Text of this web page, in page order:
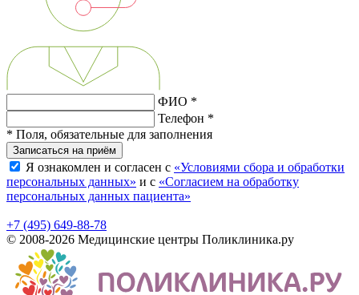
ФИО *
Телефон *
* Поля, обязательные для заполнения
Записаться на приём
Я ознакомлен и согласен с «Условиями сбора и обработки
персональных данных» и с «Согласием на обработку
персональных данных пациента»
+7 (495) 649-88-78
© 2008-2026 Медицинские центры Поликлиника.ру